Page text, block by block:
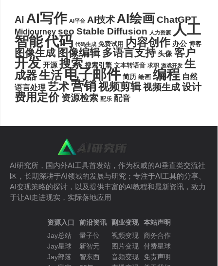
AI AI写作 AI平台 AI技术AI绘画ChatGPT
Midjourney seo Stable Diffusion 人力资源 人工
智能代码 代码生成 免费试用 内容创作 办公 博客
图像生成 图像编辑 多语言支持 头像 客户
开发 开源 搜索 搜索引擎 文本转语音 求职 游戏开发 生
成器生活电子邮件 简历 绘画 编程 自然
语言处理 艺术营销视频剪辑视频生成设计
费用定价 资源检索 配乐 配音
AI研究所，国内外AI工具首发站，作为权威的AI垂直类交流社
区，长期深耕于AI领域的发展与研究；专注于AI工具的分享、
AI变现策略的探讨，以及提供丰富的AI教程和最新资讯，致力
于让AI走进现实，实际落地应用
资源入口
Jay总站
Jay星球
Jay部落
前沿资讯
量子位
新智元
智东西
副业变现
视频变现
图片变现
音频变现
本站声明
商务合作
付费星球
免责声明